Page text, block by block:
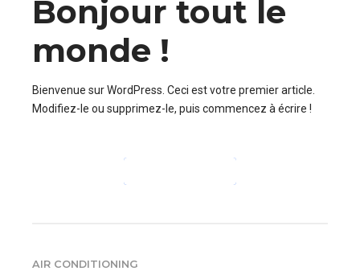
Bonjour tout le
monde !
Bienvenue sur WordPress. Ceci est votre premier article.
Modifiez-le ou supprimez-le, puis commencez à écrire !
AIR CONDITIONING